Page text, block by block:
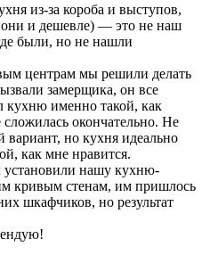
из-за короба и выступов,
они и дешевле) — это не наш
были, но не нашли
центрам мы решили делать
замерщика, он все
кухню именно такой, как
сложилась окончательно. Не
но кухня идеально
как мне нравится.
установили нашу кухню-
кривым стенам, им пришлось
шкафчиков, но результат